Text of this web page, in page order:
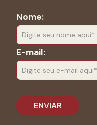
Nome:
E-mail: